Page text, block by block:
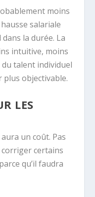
moins
salariale
la durée. La
intuitive, moins
talent individuel
plus objectivable.
LES
un coût. Pas
corriger certains
qu’il faudra